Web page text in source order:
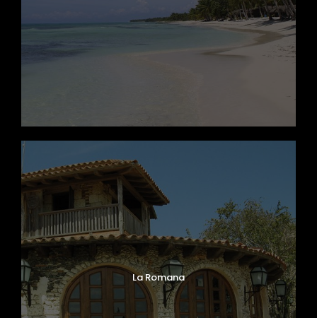
La Romana